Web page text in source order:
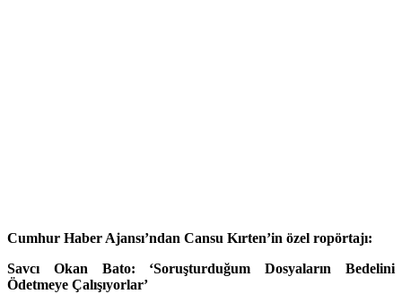
Cumhur Haber Ajansı’ndan Cansu Kırten’in özel ropörtajı:
Savcı Okan Bato: ‘Soruşturduğum Dosyaların Bedelini
Ödetmeye Çalışıyorlar’